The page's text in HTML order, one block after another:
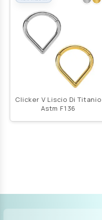
Clicker V Liscio Di Titanio
Astm F136